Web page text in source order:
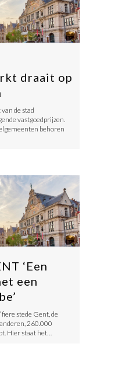
draait op
de stad
vastgoedprijzen.
behoren
‘Een
een
fiere stede Gent, de
260.000
Hier staat het…